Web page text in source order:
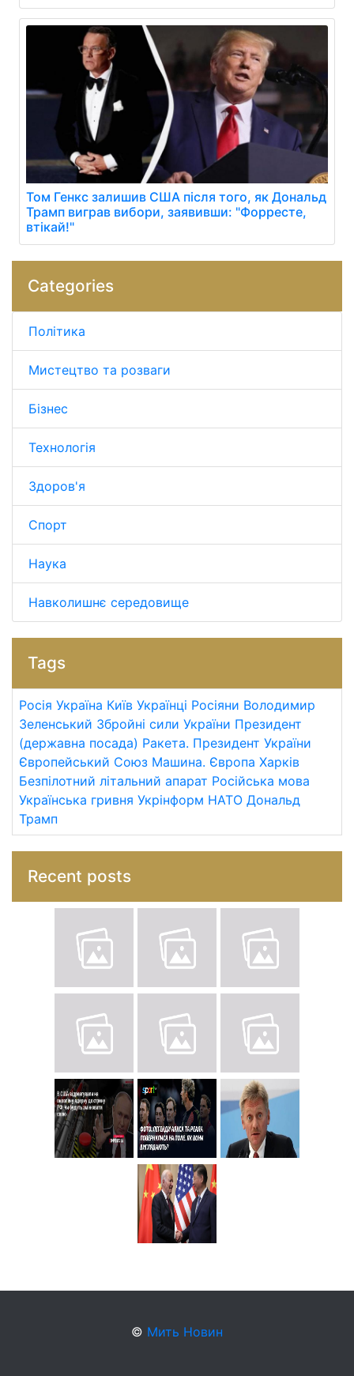
Том Генкс залишив США після того, як Дональд
Трамп виграв вибори, заявивши: "Форресте,
втікай!"
Categories
Політика
Мистецтво та розваги
Бізнес
Технологія
Здоров'я
Спорт
Наука
Навколишнє середовище
Tags
Росія Україна Київ Українці Росіяни Володимир
Зеленський Збройні сили України Президент
(державна посада) Ракета. Президент України
Європейський Союз Машина. Європа Харків
Безпілотний літальний апарат Російська мова
Українська гривня Укрінформ НАТО Дональд
Трамп
Recent posts
© Мить Новин